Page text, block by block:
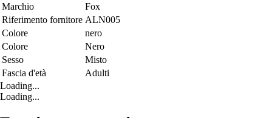
Marchio
Fox
Riferimento fornitore ALN005
Colore
nero
Colore
Nero
Sesso
Misto
Fascia d'età
Adulti
Loading...
Loading...